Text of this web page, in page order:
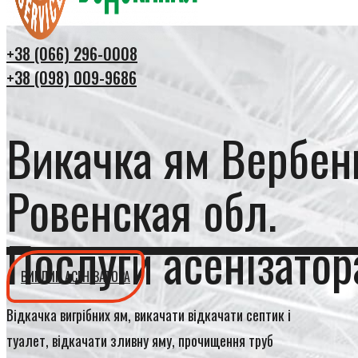
+38 (066) 296-0008
+38 (098) 009-9686
Викачка ям
Ровенская обл.
Послуги
ВИКЛИК АСЕНІЗАТОРА
Відкачка вигрібних ям, викачати відкачати септик і
туалет, відкачати зливну яму, прочищення труб